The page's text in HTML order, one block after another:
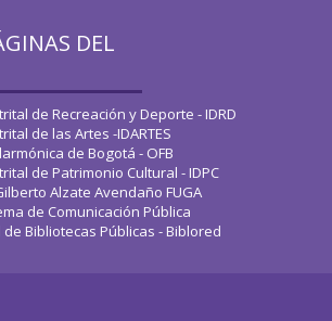
DEL
de Recreación y Deporte - IDRD
de las Artes -IDARTES
de Bogotá - OFB
de Patrimonio Cultural - IDPC
Alzate Avendaño FUGA
de Comunicación Pública
de Bibliotecas Públicas - Biblored